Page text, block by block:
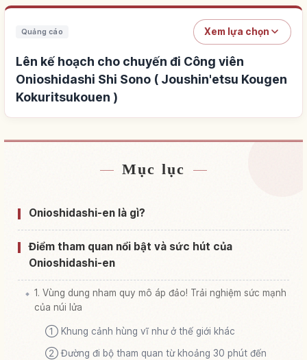
Quảng cáo Xem lựa chọn
Lên kế hoạch cho chuyến đi Công viên
Onioshidashi Shi Sono ( Joushin'etsu Kougen
Kokuritsukouen )
Tìm chỗ ở gần Công viên Onioshidashi Shi Sono
↗
Mục lục
Onioshidashi-en là gì?
Điểm tham quan nổi bật và sức hút của
Onioshidashi-en
1. Vùng dung nham quy mô áp đảo! Trải nghiệm sức mạnh
của núi lửa
① Khung cảnh hùng vĩ như ở thế giới khác
② Đường đi bộ tham quan từ khoảng 30 phút đến